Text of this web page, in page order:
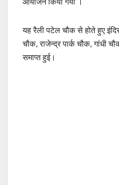
आयोजन किया गया ।
यह रैली पटेल चौक से होते हुए
चौक, राजेन्द्र पार्क चौक, गांधी
समाप्त हुई।